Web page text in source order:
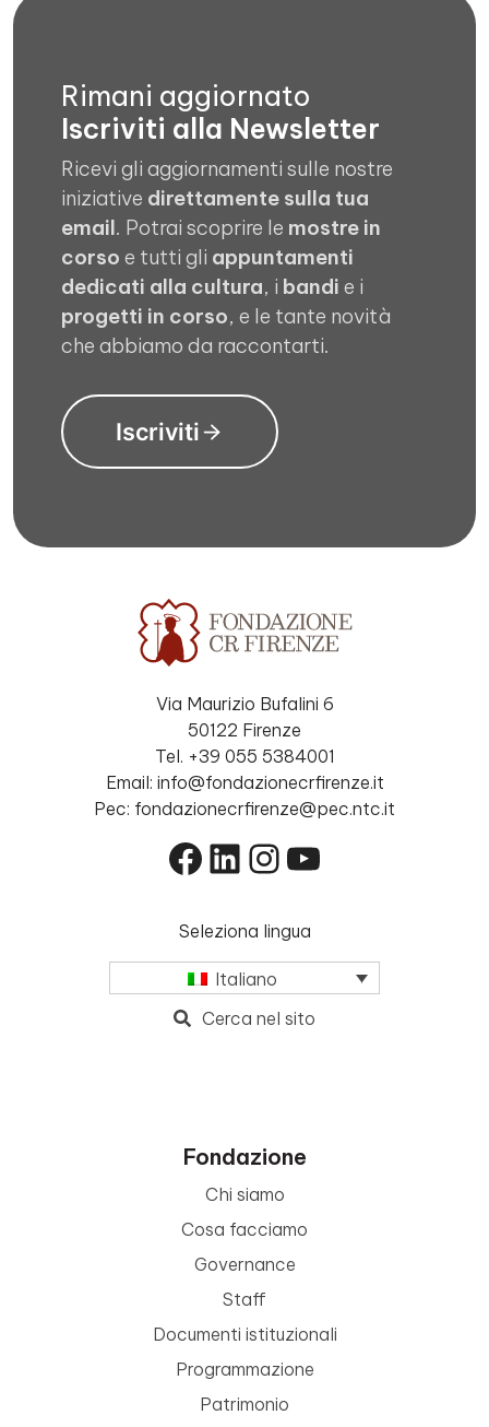
Rimani aggiornato
Iscriviti alla Newsletter
Ricevi gli aggiornamenti sulle nostre
iniziative direttamente sulla tua
email. Potrai scoprire le mostre in
corso e tutti gli appuntamenti
dedicati alla cultura, i bandi e i
progetti in corso, e le tante novità
che abbiamo da raccontarti.
Iscriviti
Via Maurizio Bufalini 6
50122 Firenze
Tel. +39 055 5384001
Email: info@fondazionecrfirenze.it
Pec: fondazionecrfirenze@pec.ntc.it
Facebook
LinkedIn
Instagram
YouTube
Seleziona lingua
Italiano
Cerca nel sito
Fondazione
Chi siamo
Cosa facciamo
Governance
Staff
Documenti istituzionali
Programmazione
Patrimonio